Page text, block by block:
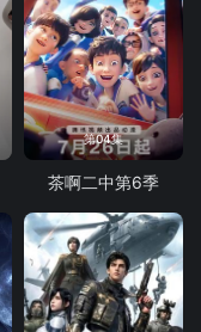
第04集
茶啊二中第6季